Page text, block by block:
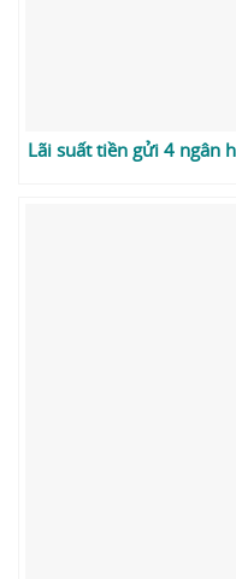
Lãi suất tiền gửi 4 ngân